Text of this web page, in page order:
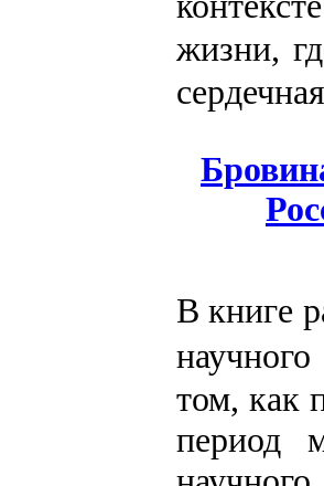
жизни,
В книге
том, как
период